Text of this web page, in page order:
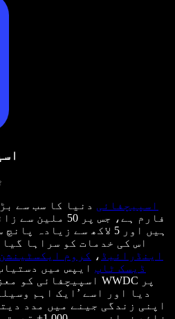
اسپیچفائی دنیا کا سب سے
فارم ہے، جس پر
ہیں اور 5 لاکھ سے
اس کی خدمات کو سراہا
اینڈرائیڈ ، کروم ایکسٹینشن
ڈیسک ٹاپ ایپس میں دستیاب ہے۔
اسپیچفائی کو WWDC پر
دیا اور اسے ’ایک اہم